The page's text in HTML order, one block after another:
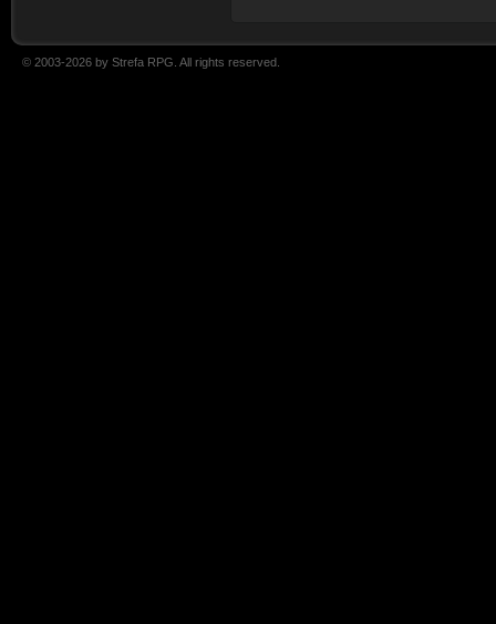
© 2003-2026 by Strefa RPG. All rights reserved.